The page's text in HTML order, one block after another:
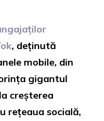
, deținută
mobile, din
gigantul
creșterea
rețeaua socială,